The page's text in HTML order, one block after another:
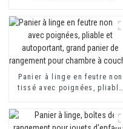
d'usine, panier à jouets pour
enfants
Panier à linge en feutre non
tissé avec poignées, pliable
de rangement pour chambre à
coucher